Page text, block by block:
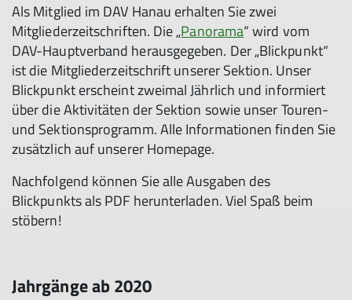
Als Mitglied im DAV Hanau erhalten Sie zwei
Mitgliederzeitschriften. Die „Panorama“ wird vom
DAV-Hauptverband herausgegeben. Der „Blickpunkt“
ist die Mitgliederzeitschrift unserer Sektion. Unser
Blickpunkt erscheint zweimal Jährlich und informiert
über die Aktivitäten der Sektion sowie unser Touren-
und Sektionsprogramm. Alle Informationen finden Sie
zusätzlich auf unserer Homepage.
Nachfolgend können Sie alle Ausgaben des
Blickpunkts als PDF herunterladen. Viel Spaß beim
stöbern!
Jahrgänge ab 2020